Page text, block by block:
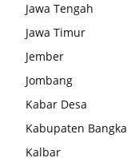
Jawa Tengah
Jawa Timur
Jember
Jombang
Kabar Desa
Kabupaten Bangka
Kalbar